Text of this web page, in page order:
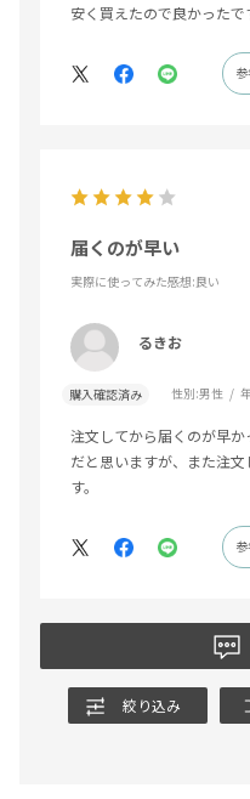
安く買えたので良かったで
届くのが早い
実際に使ってみた感想:良い
るきお
購入確認済み 性別:男性
注文してから届くのが早
だと思いますが、また注
す。
絞り込み